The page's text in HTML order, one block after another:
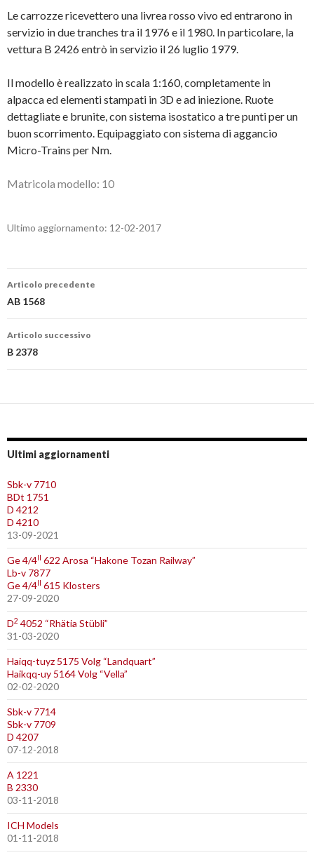
Le carrozze ricevettero una livrea rosso vivo ed entrarono in
servizio in due tranches tra il 1976 e il 1980. In particolare, la
vettura B 2426 entrò in servizio il 26 luglio 1979.
Il modello è realizzato in scala 1:160, completamente in
alpacca ed elementi stampati in 3D e ad iniezione. Ruote
dettagliate e brunite, con sistema isostatico a tre punti per un
buon scorrimento. Equipaggiato con sistema di aggancio
Micro-Trains per Nm.
Matricola modello: 10
Ultimo aggiornamento: 12-02-2017
Navigazione
articolo
Articolo precedente
AB 1568
Articolo successivo
B 2378
Ultimi aggiornamenti
Sbk-v 7710
BDt 1751
D 4212
D 4210
13-09-2021
Ge 4/4II 622 Arosa “Hakone Tozan Railway”
Lb-v 7877
Ge 4/4II 615 Klosters
27-09-2020
D2 4052 “Rhätia Stübli”
31-03-2020
Haiqq-tuyz 5175 Volg “Landquart”
Haikqq-uy 5164 Volg “Vella”
02-02-2020
Sbk-v 7714
Sbk-v 7709
D 4207
07-12-2018
A 1221
B 2330
03-11-2018
ICH Models
01-11-2018